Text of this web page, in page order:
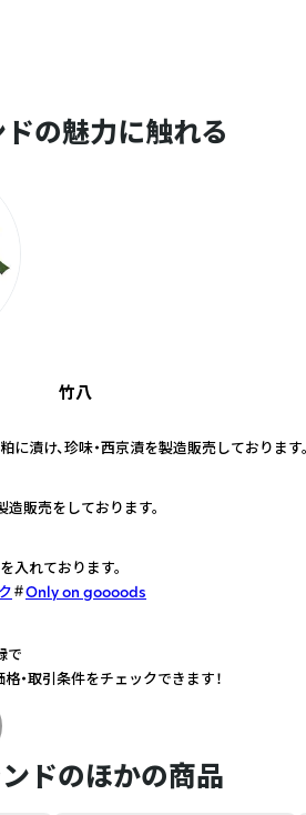
の魅力に触れる
竹八
漬け、珍味・西京漬を製造販売しております
造販売をしております。
入れております。
Only on goooods
ドのほかの商品
で
・取引条件をチェックできます！